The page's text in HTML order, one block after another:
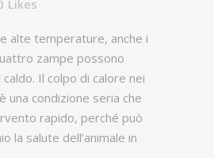
Likes
alte temperature, anche i
zampe possono
Il colpo di calore nei
una condizione seria che
rapido, perché può
la salute dell’animale in